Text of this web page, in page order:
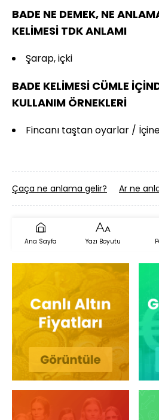
BADE NE DEMEK, NE
KELİMESİ TDK ANLAMI
Şarap, içki
BADE KELİMESİ CÜMLE
KULLANIM ÖRNEKLERİ
Fincanı taştan oyarlar /
Çaça ne anlama gelir? Ar ne
Ana Sayfa Yazı Boyutu